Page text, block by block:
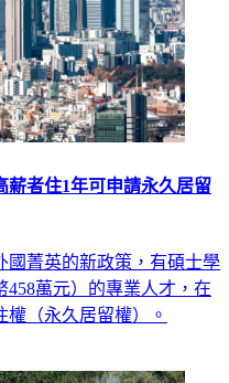
者住1年可申請永久居留
國菁英的新政策，有碩士學
458萬元）的專業人才，在
權（永久居留權）。